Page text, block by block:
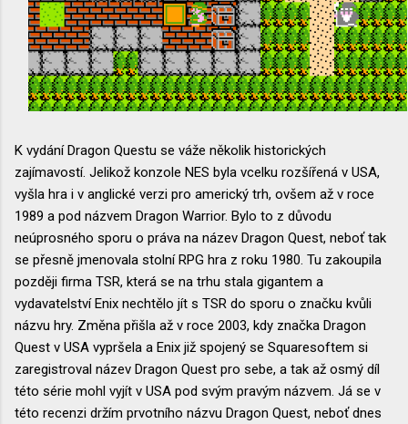
K vydání Dragon Questu se váže několik historických
zajímavostí. Jelikož konzole NES byla vcelku rozšířená v USA,
vyšla hra i v anglické verzi pro americký trh, ovšem až v roce
1989 a pod názvem Dragon Warrior. Bylo to z důvodu
neúprosného sporu o práva na název Dragon Quest, neboť tak
se přesně jmenovala stolní RPG hra z roku 1980. Tu zakoupila
později firma TSR, která se na trhu stala gigantem a
vydavatelství Enix nechtělo jít s TSR do sporu o značku kvůli
názvu hry. Změna přišla až v roce 2003, kdy značka Dragon
Quest v USA vypršela a Enix již spojený se Squaresoftem si
zaregistroval název Dragon Quest pro sebe, a tak až osmý díl
této série mohl vyjít v USA pod svým pravým názvem. Já se v
této recenzi držím prvotního názvu Dragon Quest, neboť dnes